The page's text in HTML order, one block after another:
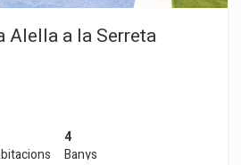
Alella a la Serreta
4
Banys